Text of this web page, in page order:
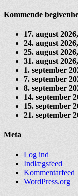
Kommende
17. august 2026
24. august 2026
25. august 2026
31. august 2026
1. september
7. september
8. september
14. september
15. september
21. september
Meta
Log ind
Indlægsfeed
Kommentarfeed
WordPress.org